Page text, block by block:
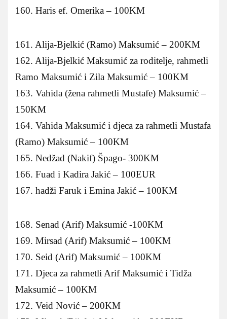
160. Haris ef. Omerika – 100KM
161. Alija-Bjelkić (Ramo) Maksumić – 200KM
162. Alija-Bjelkić Maksumić za roditelje, rahmetli
Ramo Maksumić i Zila Maksumić – 100KM
163. Vahida (žena rahmetli Mustafe) Maksumić –
150KM
164. Vahida Maksumić i djeca za rahmetli Mustafa
(Ramo) Maksumić – 100KM
165. Nedžad (Nakif) Špago- 300KM
166. Fuad i Kadira Jakić – 100EUR
167. hadži Faruk i Emina Jakić – 100KM
168. Senad (Arif) Maksumić -100KM
169. Mirsad (Arif) Maksumić – 100KM
170. Seid (Arif) Maksumić – 100KM
171. Djeca za rahmetli Arif Maksumić i Tidža
Maksumić – 100KM
172. Veid Nović – 200KM